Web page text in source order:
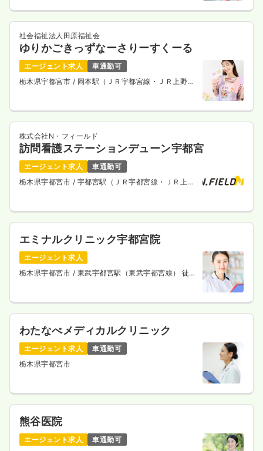
社会福祉法人田原福祉会
ゆりかごきっずなーさりーすくーる
エージェント求人
車通勤可
栃木県宇都宮市 / 岡本駅（ＪＲ宇都宮線・ＪＲ上野東
株式会社N・フィールド
訪問看護ステーションデューン宇都宮
エージェント求人
車通勤可
栃木県宇都宮市 / 宇都宮駅（ＪＲ宇都宮線・ＪＲ上野
エミナルクリニック宇都宮院
エージェント求人
栃木県宇都宮市 / 東武宇都宮駅（東武宇都宮線） 徒歩
わたなべメディカルクリニック
エージェント求人
車通勤可
栃木県宇都宮市
熊谷医院
エージェント求人
車通勤可